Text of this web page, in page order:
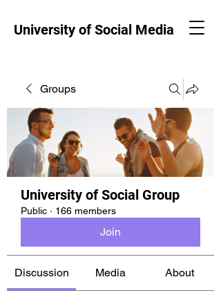
University of Social Media
Groups
University of Social Group
Public · 166 members
Join
Discussion Media About